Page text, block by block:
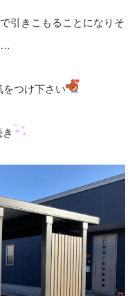
引きこもることになりそ
…
つけ下さい